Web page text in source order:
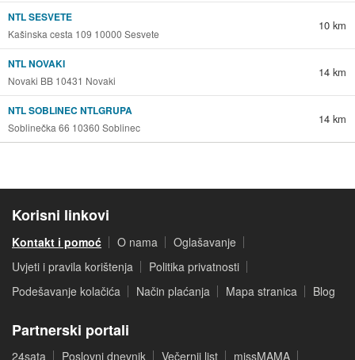
NTL SESVETE
Kašinska cesta 109 10000 Sesvete
10 km
NTL NOVAKI
Novaki BB 10431 Novaki
14 km
NTL SOBLINEC NTLGRUPA
Soblinečka 66 10360 Soblinec
14 km
Korisni linkovi
Kontakt i pomoć O nama
Oglašavanje
Uvjeti i pravila korištenja
Politika privatnosti
Podešavanje kolačića
Način plaćanja Mapa stranica Blog
Partnerski portali
24sata Poslovni dnevnik Večernji list missMAMA